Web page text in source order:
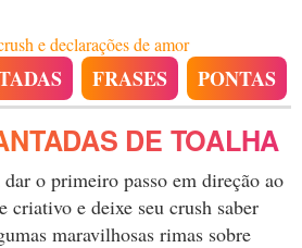
e declarações de amor
FRASES PONTAS
DE TOALHA
o primeiro passo em direção ao
criativo e deixe seu crush saber
maravilhosas rimas sobre